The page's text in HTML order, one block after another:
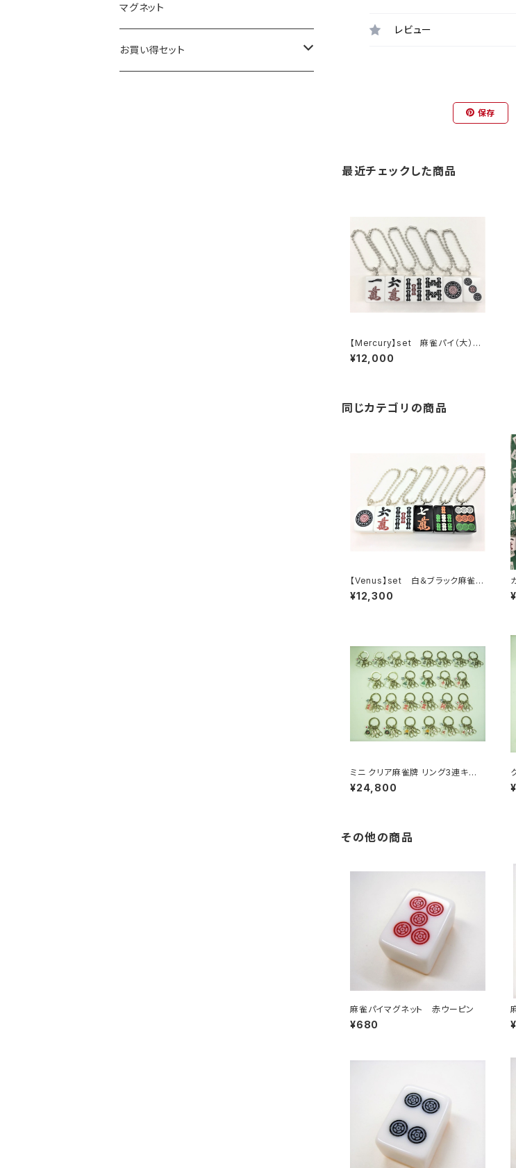
レビュー
保存
最近チェックした商品
【Mercury】set 麻雀パイ（大）ボ
ールチェーン キーホルダー【アソー
ト30個入り】
¥12,000
同じカテゴリの商品
【Venus】set 白＆ブラック麻雀パ
イ（大）ボールチェーン キーホルダ
ー【アソート30個入り】
¥12,300
ミニ クリア麻雀牌 リング3連キー
ホルダー 26個入りセット 【コー
ド：JA-6547】
¥24,800
その他の商品
麻雀パイマグネット 赤ウーピン
¥680
キーホルダー
ベーシック
ストラップ
マグネット
お買い得セット